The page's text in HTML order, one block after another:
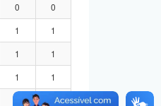
0
0
1
1
1
1
1
1
0